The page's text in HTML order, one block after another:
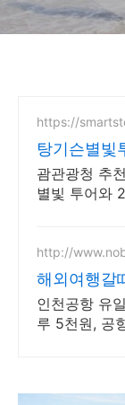
https://
탕기슨별빛
즈 패키지
괌관광청 추
별빛 투어와
http://
해외여행갈
인천공항 유
루 5천원, 공